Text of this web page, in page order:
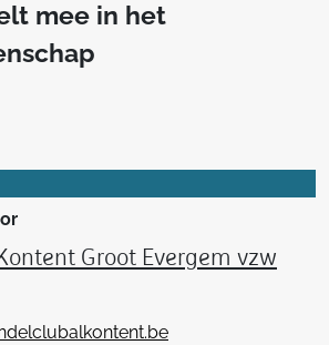
mee in het
Groot Evergem vzw